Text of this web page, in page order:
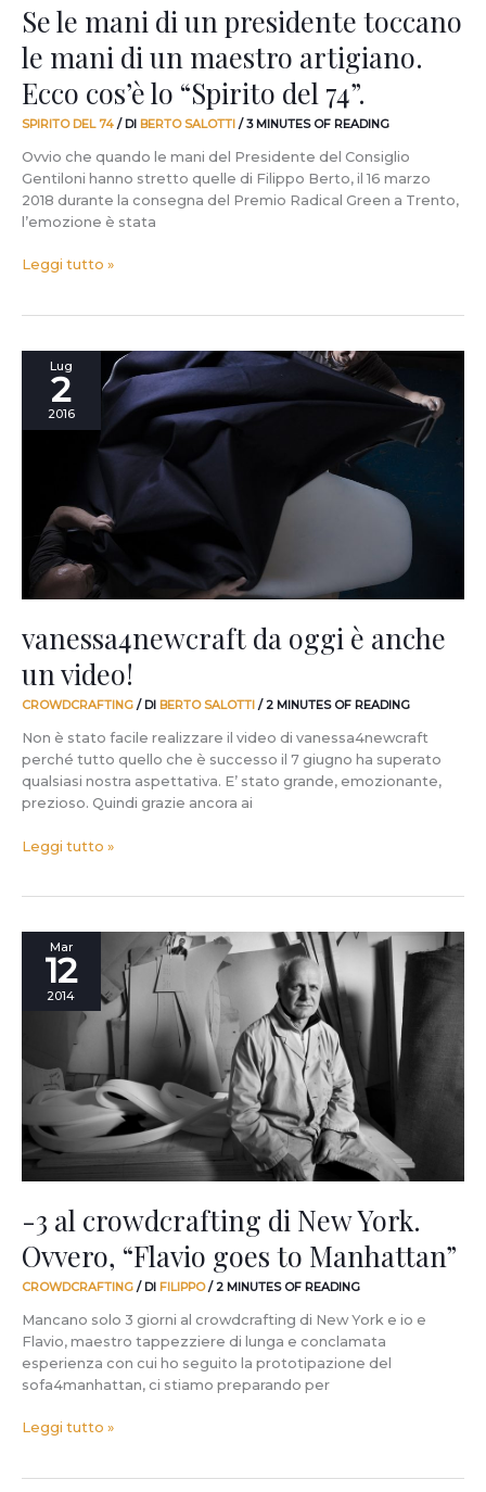
Se le mani di un presidente toccano
le mani di un maestro artigiano.
Ecco cos’è lo “Spirito del 74”.
SPIRITO DEL 74 / DI BERTO SALOTTI /3 MINUTES OF READING
Ovvio che quando le mani del Presidente del Consiglio
Gentiloni hanno stretto quelle di Filippo Berto, il 16 marzo
2018 durante la consegna del Premio Radical Green a Trento,
l’emozione è stata
Ecco
cos’è
lo
“Spirito
74”.
Leggi tutto »
Lug
2
2016
vanessa4newcraft da oggi è anche
un video!
CROWDCRAFTING / DI BERTO SALOTTI /2 MINUTES OF READING
Non è stato facile realizzare il video di vanessa4newcraft
perché tutto quello che è successo il 7 giugno ha superato
qualsiasi nostra aspettativa. E’ stato grande, emozionante,
prezioso. Quindi grazie ancora ai
vanessa4newcraft
oggi
Leggi tutto »
Mar
12
2014
-3 al crowdcrafting di New York.
Ovvero, “Flavio goes to Manhattan”
CROWDCRAFTING / DI FILIPPO/2 MINUTES OF READING
Mancano solo 3 giorni al crowdcrafting di New York e io e
Flavio, maestro tappezziere di lunga e conclamata
esperienza con cui ho seguito la prototipazione del
sofa4manhattan, ci stiamo preparando per
crowdcrafting
Ovvero,
“Flavio
to
Manhattan”
Leggi tutto »